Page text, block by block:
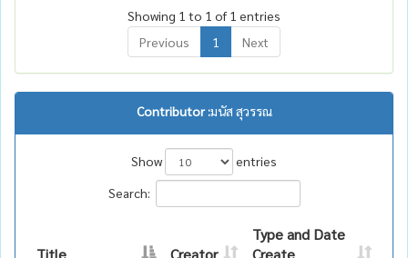
Showing 1 to 1 of 1 entries
Previous
1 Next
Contributor :มนัส สุวรรณ
Show
entries
Search:
Title Creator
Type and Date
Create